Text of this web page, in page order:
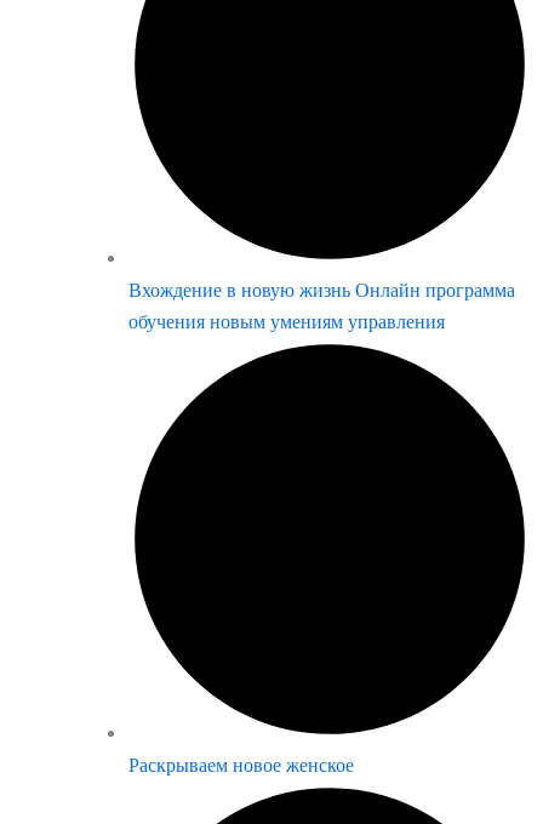
Вхождение в новую жизнь Онлайн программа
обучения новым умениям управления
Раскрываем новое женское